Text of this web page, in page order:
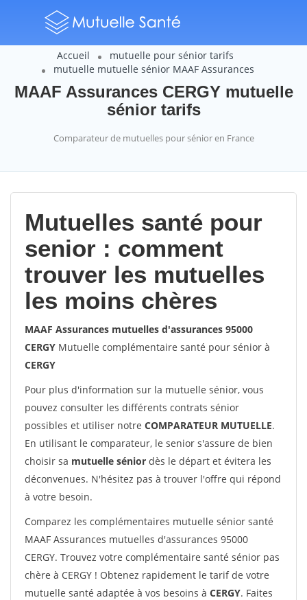
Accueil
mutuelle pour sénior tarifs
mutuelle mutuelle sénior MAAF Assurances
MAAF Assurances CERGY mutuelle
sénior tarifs
Comparateur de mutuelles pour sénior en France
Mutuelles santé pour
senior : comment
trouver les mutuelles
les moins chères
MAAF Assurances mutuelles d'assurances 95000
CERGY Mutuelle complémentaire santé pour sénior à
CERGY
Pour plus d'information sur la mutuelle sénior, vous
pouvez consulter les différents contrats sénior
possibles et utiliser notre COMPARATEUR MUTUELLE.
En utilisant le comparateur, le senior s'assure de bien
choisir sa mutuelle sénior dès le départ et évitera les
déconvenues. N'hésitez pas à trouver l'offre qui répond
à votre besoin.
Comparez les complémentaires mutuelle sénior santé
MAAF Assurances mutuelles d'assurances 95000
CERGY. Trouvez votre complémentaire santé sénior pas
chère à CERGY ! Obtenez rapidement le tarif de votre
mutuelle santé adaptée à vos besoins à CERGY. Faites